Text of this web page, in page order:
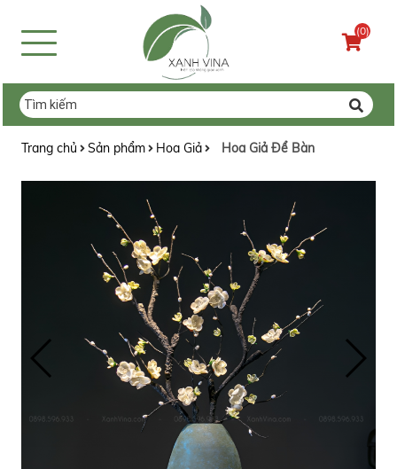
(0)
Trang chủ Sản phẩm Hoa Giả Hoa Giả Để Bàn